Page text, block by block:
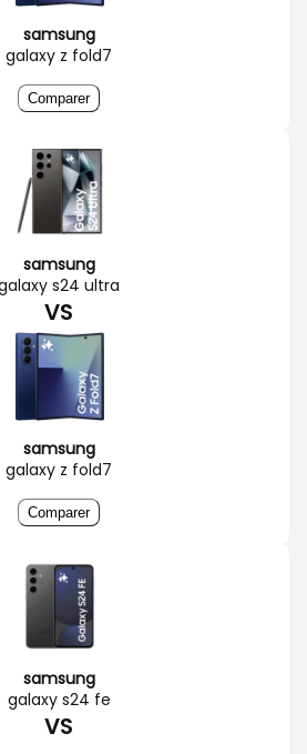
samsung
galaxy z fold7
Comparer
samsung
s24 ultra
VS
samsung
galaxy z fold7
Comparer
samsung
galaxy s24 fe
VS